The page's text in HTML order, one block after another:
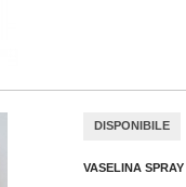
DISPONIBILE
VASELINA